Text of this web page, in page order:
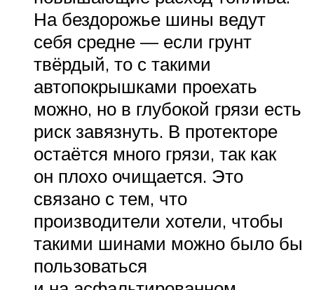
На бездорожье шины ведут
себя средне — если грунт
твёрдый, то с такими
автопокрышками проехать
можно, но в глубокой грязи есть
риск завязнуть. В протекторе
остаётся много грязи, так как
он плохо очищается. Это
связано с тем, что
производители хотели, чтобы
такими шинами можно было бы
пользоваться